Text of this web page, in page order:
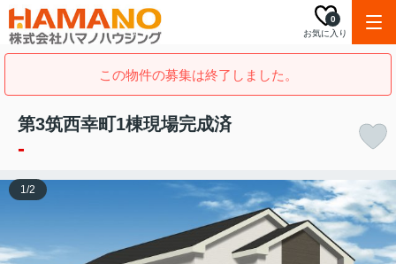
お気に入り
0
この物件の募集は終了しました。
第3筑西幸町1棟現場完成済
-
1/2